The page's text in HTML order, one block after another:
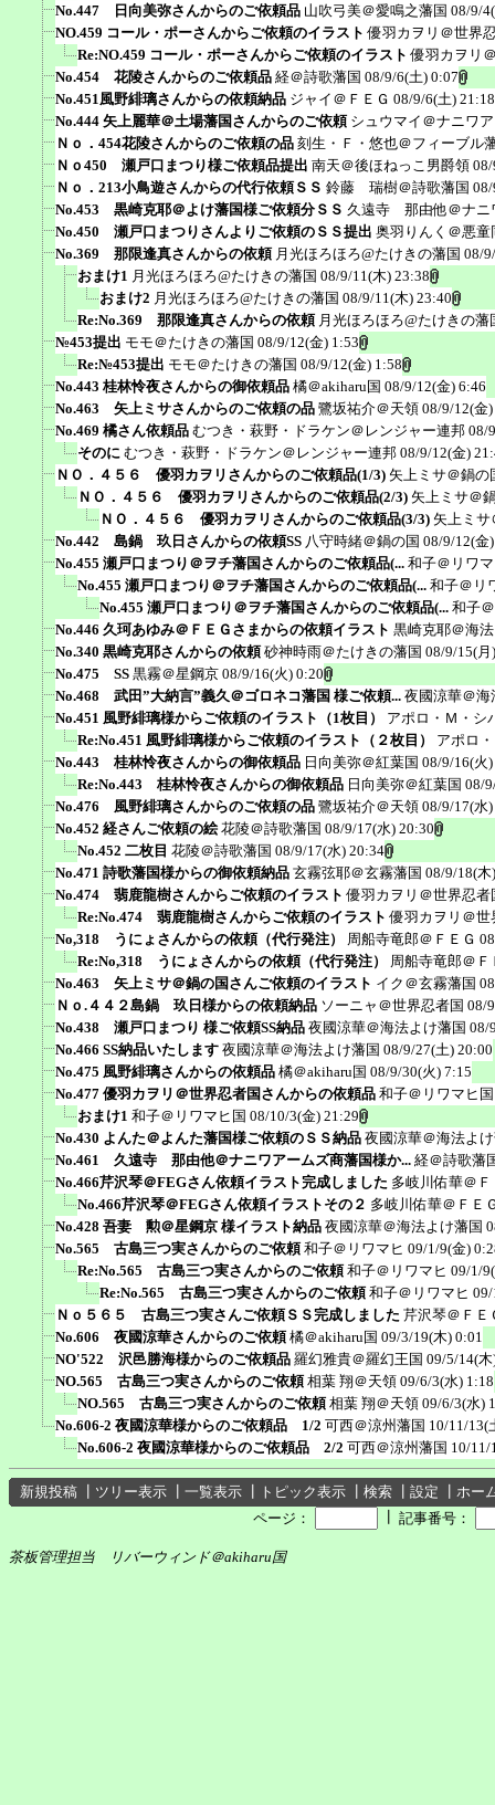
No.447 日向美弥さんからのご依頼品 山吹弓美＠愛鳴之藩国 08/9/
NO.459 コール・ポーさんからご依頼のイラスト 優羽カヲリ＠世界
Re:NO.459 コール・ポーさんからご依頼のイラスト 優羽カヲリ
No.454 花陵さんからのご依頼品 経＠詩歌藩国 08/9/6(土) 0:07
No.451風野緋璃さんからの依頼納品 ジャイ＠ＦＥＧ 08/9/6(土) 21:18
No.444 矢上麗華＠土場藩国さんからのご依頼 シュウマイ＠ナニワ
Ｎｏ．454花陵さんからのご依頼の品 刻生・Ｆ・悠也＠フィーブル
Ｎｏ450 瀬戸口まつり様ご依頼品提出 南天＠後ほねっこ男爵領
Ｎｏ．213小鳥遊さんからの代行依頼ＳＳ 鈴藤 瑞樹＠詩歌藩国
No.453 黒崎克耶＠よけ藩国様ご依頼分ＳＳ 久遠寺 那由他＠ナニ
No.450 瀬戸口まつりさんよりご依頼のＳＳ提出 奥羽りんく＠悪童
No.369 那限逢真さんからの依頼 月光ほろほろ@たけきの藩国 08/
おまけ1 月光ほろほろ@たけきの藩国 08/9/11(木) 23:38
おまけ2 月光ほろほろ@たけきの藩国 08/9/11(木) 23:40
Re:No.369 那限逢真さんからの依頼 月光ほろほろ@たけきの藩
№453提出 モモ＠たけきの藩国 08/9/12(金) 1:53
Re:№453提出 モモ＠たけきの藩国 08/9/12(金) 1:58
No.443 桂林怜夜さんからの御依頼品 橘＠akiharu国 08/9/12(金) 6:46
No.463 矢上ミサさんからのご依頼の品 鷺坂祐介＠天領 08/9/12(金
No.469 橘さん依頼品 むつき・萩野・ドラケン＠レンジャー連邦 08/
そのに むつき・萩野・ドラケン＠レンジャー連邦 08/9/12(金)
ＮＯ．４５６ 優羽カヲリさんからのご依頼品(1/3) 矢上ミサ＠鍋の
ＮＯ．４５６ 優羽カヲリさんからのご依頼品(2/3) 矢上ミサ＠
ＮＯ．４５６ 優羽カヲリさんからのご依頼品(3/3) 矢上ミサ
No.442 島鍋 玖日さんからの依頼SS 八守時緒＠鍋の国 08/9/12(金
No.455 瀬戸口まつり＠ヲチ藩国さんからのご依頼品(... 和子＠リワ
No.455 瀬戸口まつり＠ヲチ藩国さんからのご依頼品(... 和子＠リ
No.455 瀬戸口まつり＠ヲチ藩国さんからのご依頼品(... 和子
No.446 久珂あゆみ＠ＦＥＧさまからの依頼イラスト 黒崎克耶＠海
No.340 黒崎克耶さんからの依頼 砂神時雨＠たけきの藩国 08/9/15(月
No.475 SS 黒霧＠星鋼京 08/9/16(火) 0:20
No.468 武田”大納言”義久＠ゴロネコ藩国 様ご依頼... 夜國涼華＠海
No.451 風野緋璃様からご依頼のイラスト（1枚目）
アポロ・Ｍ・シ
Re:No.451 風野緋璃様からご依頼のイラスト（２枚目）
アポロ
No.443 桂林怜夜さんからの御依頼品 日向美弥＠紅葉国 08/9/16(火
Re:No.443 桂林怜夜さんからの御依頼品 日向美弥＠紅葉国 08/
No.476 風野緋璃さんからのご依頼の品 鷺坂祐介＠天領 08/9/17(水
No.452 経さんご依頼の絵 花陵＠詩歌藩国 08/9/17(水) 20:30
No.452 二枚目 花陵＠詩歌藩国 08/9/17(水) 20:34
No.471 詩歌藩国様からの御依頼納品 玄霧弦耶＠玄霧藩国 08/9/18(木
No.474 翡鹿龍樹さんからご依頼のイラスト 優羽カヲリ＠世界忍者
Re:No.474 翡鹿龍樹さんからご依頼のイラスト 優羽カヲリ＠世
No,318 うにょさんからの依頼（代行発注）
周船寺竜郎＠ＦＥＧ
Re:No,318 うにょさんからの依頼（代行発注）
周船寺竜郎＠Ｆ
No.463 矢上ミサ＠鍋の国さんご依頼のイラスト イク＠玄霧藩国
Ｎｏ.４４２島鍋 玖日様からの依頼納品 ソーニャ＠世界忍者国 08/
No.438 瀬戸口まつり 様ご依頼SS納品 夜國涼華＠海法よけ藩国 08/
No.466 SS納品いたします 夜國涼華＠海法よけ藩国 08/9/27(土) 20:00
No.475 風野緋璃さんからの依頼品 橘＠akiharu国 08/9/30(火) 7:15
No.477 優羽カヲリ＠世界忍者国さんからの依頼品 和子＠リワマヒ国
おまけ1 和子＠リワマヒ国 08/10/3(金) 21:29
No.430 よんた＠よんた藩国様ご依頼のＳＳ納品 夜國涼華＠海法よ
No.461 久遠寺 那由他＠ナニワアームズ商藩国様か... 経＠詩歌藩
No.466芹沢琴＠FEGさん依頼イラスト完成しました 多岐川佑華＠Ｆ
No.466芹沢琴＠FEGさん依頼イラストその２ 多岐川佑華＠ＦＥ
No.428 吾妻 勲＠星鋼京 様イラスト納品 夜國涼華＠海法よけ藩国
No.565 古島三つ実さんからのご依頼 和子＠リワマヒ 09/1/9(金)
Re:No.565 古島三つ実さんからのご依頼 和子＠リワマヒ 09/1/
Re:No.565 古島三つ実さんからのご依頼 和子＠リワマヒ
Ｎｏ５６５ 古島三つ実さんご依頼ＳＳ完成しました 芹沢琴＠ＦＥ
No.606 夜國涼華さんからのご依頼 橘＠akiharu国 09/3/19(木) 0:01
NO'522 沢邑勝海様からのご依頼品 羅幻雅貴＠羅幻王国 09/5/14(
NO.565 古島三つ実さんからのご依頼 相葉 翔＠天領 09/6/3(水) 1:18
NO.565 古島三つ実さんからのご依頼 相葉 翔＠天領 09/6/3(水)
No.606-2 夜國涼華様からのご依頼品 1/2 可西＠涼州藩国 10/11/13(
No.606-2 夜國涼華様からのご依頼品 2/2 可西＠涼州藩国 10/11/
新規投稿 ツリー表示 一覧表示 トピック表示 検索 設定
ホー
ページ：
記事番号：
茶板管理担当 リバーウィンド＠akiharu国